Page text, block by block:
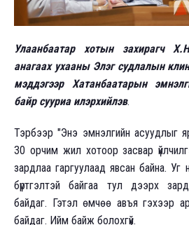
Улаанбаатар хотын захирагч
анагаах ухааны Элэг судлалын
мэддэгээр Хатанбаатарын
байр сууриа илэрхийлэв.
Тэрбээр "Энэ эмнэлгийн асуудлыг
30 орчим жил хотоор засвар
зардлаа гаргуулаад явсан байна.
бүртгэлтэй байгаа тул дээрх
байдаг. Гэтэл өмчөө авъя гэхээр
байдаг. Ийм байж болохгүй.